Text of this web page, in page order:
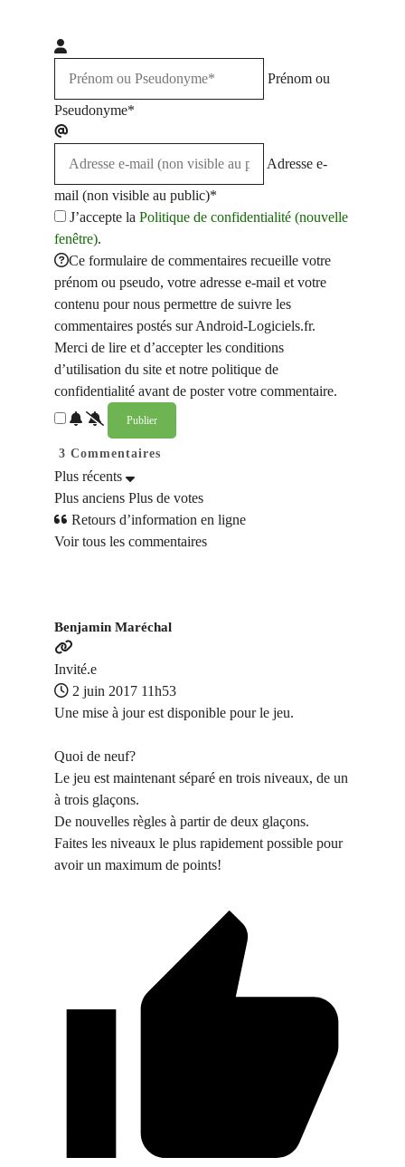
Prénom ou
Pseudonyme*
Adresse e-
mail (non visible au public)*
J’accepte la Politique de confidentialité (nouvelle
fenêtre).
Ce formulaire de commentaires recueille votre
prénom ou pseudo, votre adresse e-mail et votre
contenu pour nous permettre de suivre les
commentaires postés sur Android-Logiciels.fr.
Merci de lire et d’accepter les conditions
d’utilisation du site et notre politique de
confidentialité avant de poster votre commentaire.
3 Commentaires
Plus récents
Plus anciens Plus de votes
Retours d’information en ligne
Voir tous les commentaires
Benjamin Maréchal
Invité.e
2 juin 2017 11h53
Une mise à jour est disponible pour le jeu.
Quoi de neuf?
Le jeu est maintenant séparé en trois niveaux, de un
à trois glaçons.
De nouvelles règles à partir de deux glaçons.
Faites les niveaux le plus rapidement possible pour
avoir un maximum de points!